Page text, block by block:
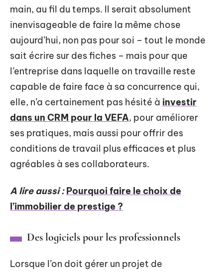
main, au fil du temps. Il serait absolument
inenvisageable de faire la même chose
aujourd’hui, non pas pour soi – tout le monde
sait écrire sur des fiches – mais pour que
l’entreprise dans laquelle on travaille reste
capable de faire face à sa concurrence qui,
elle, n’a certainement pas hésité à investir
dans un CRM pour la VEFA, pour améliorer
ses pratiques, mais aussi pour offrir des
conditions de travail plus efficaces et plus
agréables à ses collaborateurs.
A lire aussi : Pourquoi faire le choix de
l’immobilier de prestige ?
Des logiciels pour les professionnels
Lorsque l’on doit gérer un projet de